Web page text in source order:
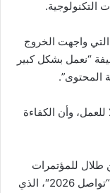
التكنولوجية.
واجهت الخروج
“نعمل بشكل كبير
المحتوى”.
وأن الكفاءة
طلال للمؤتمرات
بمنطقة البحر الميت، أعمال وفعاليات منتدى “تواصل 2026″، الذي